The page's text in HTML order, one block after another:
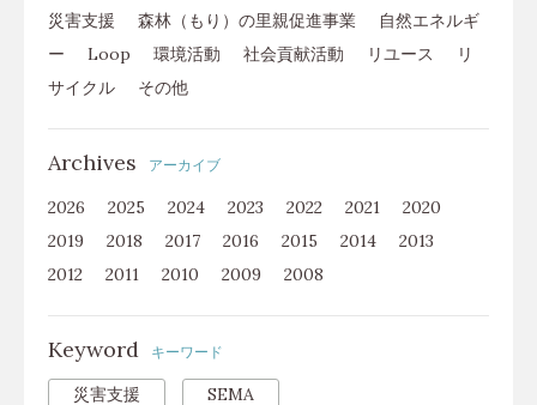
災害支援
森林（もり）の里親促進事業
自然エネルギ
ー
Loop 環境活動 社会貢献活動 リユース
リ
サイクル
その他
Archives アーカイブ
2026 2025 2024 2023 2022 2021
2020
2019
2018 2017 2016 2015 2014
2013
2012
2011 2010 2009 2008
Keyword キーワード
災害支援 SEMA